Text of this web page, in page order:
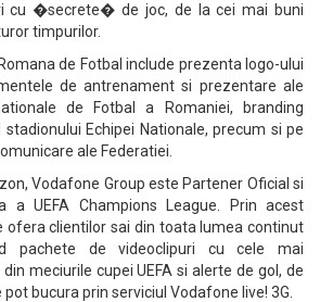
cu �secrete� de joc, de la cei mai buni
timpurilor.
de Fotbal include prezenta logo-ului
de antrenament si prezentare ale
de Fotbal a Romaniei, branding
Echipei Nationale, precum si pe
ale Federatiei.
Vodafone Group este Partener Oficial si
a UEFA Champions League. Prin acest
ofera clientilor sai din toata lumea continut
pachete de videoclipuri cu cele mai
meciurile cupei UEFA si alerte de gol, de
bucura prin serviciul Vodafone live! 3G.